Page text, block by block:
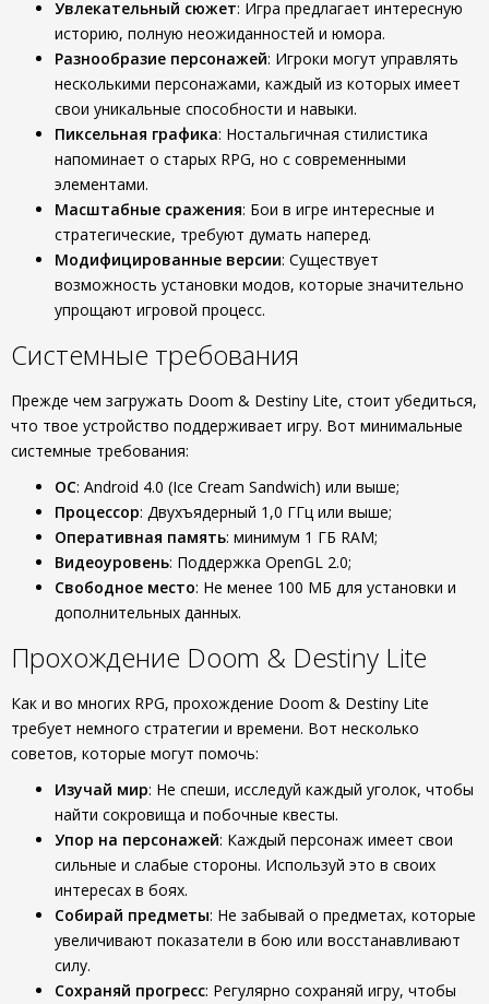
Увлекательный сюжет: Игра предлагает интересную
историю, полную неожиданностей и юмора.
Разнообразие персонажей: Игроки могут управлять
несколькими персонажами, каждый из которых имеет
свои уникальные способности и навыки.
Пиксельная графика: Ностальгичная стилистика
напоминает о старых RPG, но с современными
элементами.
Масштабные сражения: Бои в игре интересные и
стратегические, требуют думать наперед.
Модифицированные версии: Существует
возможность установки модов, которые значительно
упрощают игровой процесс.
Системные требования
Прежде чем загружать Doom & Destiny Lite, стоит убедиться,
что твое устройство поддерживает игру. Вот минимальные
системные требования:
ОС: Android 4.0 (Ice Cream Sandwich) или выше;
Процессор: Двухъядерный 1,0 ГГц или выше;
Оперативная память: минимум 1 ГБ RAM;
Видеоуровень: Поддержка OpenGL 2.0;
Свободное место: Не менее 100 МБ для установки и
дополнительных данных.
Прохождение Doom & Destiny Lite
Как и во многих RPG, прохождение Doom & Destiny Lite
требует немного стратегии и времени. Вот несколько
советов, которые могут помочь:
Изучай мир: Не спеши, исследуй каждый уголок, чтобы
найти сокровища и побочные квесты.
Упор на персонажей: Каждый персонаж имеет свои
сильные и слабые стороны. Используй это в своих
интересах в боях.
Собирай предметы: Не забывай о предметах, которые
увеличивают показатели в бою или восстанавливают
силу.
Сохраняй прогресс: Регулярно сохраняй игру, чтобы